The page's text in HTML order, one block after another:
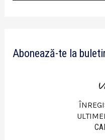
o
Abonează-te la